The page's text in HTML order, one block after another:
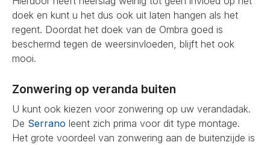
doek en kunt u het dus ook uit laten hangen als het
regent. Doordat het doek van de Ombra goed is
beschermd tegen de weersinvloeden, blijft het ook
mooi.
Zonwering op veranda buiten
U kunt ook kiezen voor zonwering op uw verandadak.
De Serrano leent zich prima voor dit type montage.
Het grote voordeel van zonwering aan de buitenzijde is